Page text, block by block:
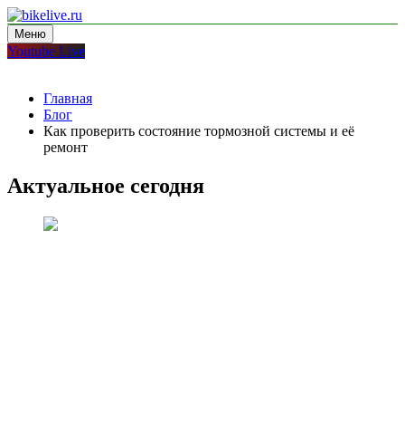
Перейти
к
содержимому
bikelive.ru
блог про мотоциклы
Меню
Youtube Live
Главная
Блог
Как проверить состояние тормозной системы и её
ремонт
Актуальное сегодня